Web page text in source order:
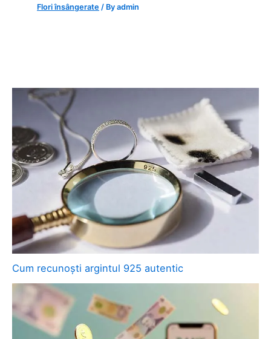
Flori însângerate / Byadmin
Cum recunoști argintul 925 autentic